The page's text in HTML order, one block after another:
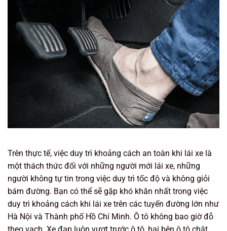
Trên thực tế, việc duy trì khoảng cách an toàn khi lái xe là
một thách thức đối với những người mới lái xe, những
người không tự tin trong việc duy trì tốc độ và không giỏi
bám đường. Bạn có thể sẽ gặp khó khăn nhất trong việc
duy trì khoảng cách khi lái xe trên các tuyến đường lớn như
Hà Nội và Thành phố Hồ Chí Minh. Ô tô không bao giờ đỗ